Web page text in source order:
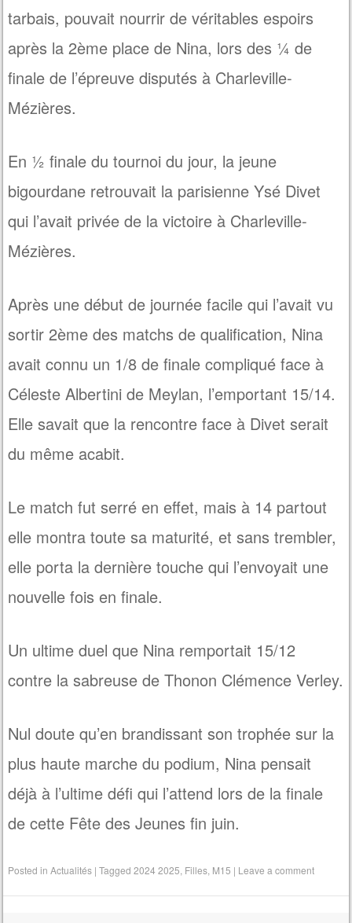
tarbais, pouvait nourrir de véritables espoirs
après la 2ème place de Nina, lors des ¼ de
finale de l’épreuve disputés à Charleville-
Mézières.
En ½ finale du tournoi du jour, la jeune
bigourdane retrouvait la parisienne Ysé Divet
qui l’avait privée de la victoire à Charleville-
Mézières.
Après une début de journée facile qui l’avait vu
sortir 2ème des matchs de qualification, Nina
avait connu un 1/8 de finale compliqué face à
Céleste Albertini de Meylan, l’emportant 15/14.
Elle savait que la rencontre face à Divet serait
du même acabit.
Le match fut serré en effet, mais à 14 partout
elle montra toute sa maturité, et sans trembler,
elle porta la dernière touche qui l’envoyait une
nouvelle fois en finale.
Un ultime duel que Nina remportait 15/12
contre la sabreuse de Thonon Clémence Verley.
Nul doute qu’en brandissant son trophée sur la
plus haute marche du podium, Nina pensait
déjà à l’ultime défi qui l’attend lors de la finale
de cette Fête des Jeunes fin juin.
Posted inActualités |Tagged2024 2025 Filles M15 | Leave a comment